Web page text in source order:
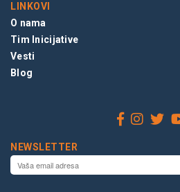
LINKOVI
O nama
Tim Inicijative
Vesti
Blog
NEWSLETTER